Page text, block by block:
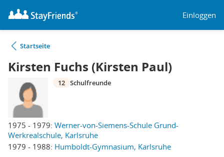
Einloggen
Startseite
Kirsten Fuchs (Kirsten Paul)
1975 - 1979: Werner-von-Siemens-Schule Grund-
Werkrealschule, Karlsruhe
1979 - 1988: Humboldt-Gymnasium, Karlsruhe
12 Schulfreunde